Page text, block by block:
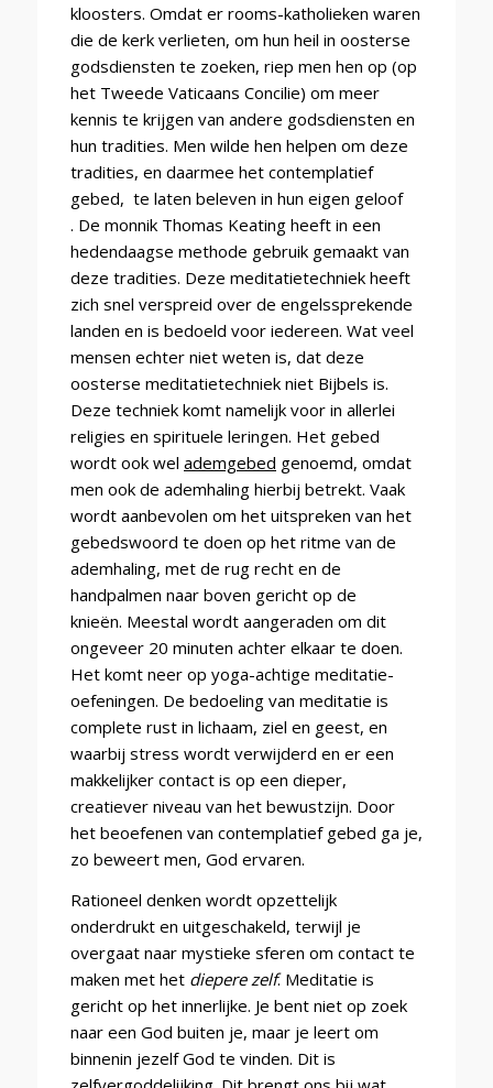
kloosters. Omdat er rooms-katholieken waren
die de kerk verlieten, om hun heil in oosterse
godsdiensten te zoeken, riep men hen op (op
het Tweede Vaticaans Concilie) om meer
kennis te krijgen van andere godsdiensten en
hun tradities. Men wilde hen helpen om deze
tradities, en daarmee het contemplatief
gebed, te laten beleven in hun eigen geloof
. De monnik Thomas Keating heeft in een
hedendaagse methode gebruik gemaakt van
deze tradities. Deze meditatietechniek heeft
zich snel verspreid over de engelssprekende
landen en is bedoeld voor iedereen. Wat veel
mensen echter niet weten is, dat deze
oosterse meditatietechniek niet Bijbels is.
Deze techniek komt namelijk voor in allerlei
religies en spirituele leringen. Het gebed
wordt ook wel ademgebed genoemd, omdat
men ook de ademhaling hierbij betrekt. Vaak
wordt aanbevolen om het uitspreken van het
gebedswoord te doen op het ritme van de
ademhaling, met de rug recht en de
handpalmen naar boven gericht op de
knieën. Meestal wordt aangeraden om dit
ongeveer 20 minuten achter elkaar te doen.
Het komt neer op yoga-achtige meditatie-
oefeningen. De bedoeling van meditatie is
complete rust in lichaam, ziel en geest, en
waarbij stress wordt verwijderd en er een
makkelijker contact is op een dieper,
creatiever niveau van het bewustzijn. Door
het beoefenen van contemplatief gebed ga je,
zo beweert men, God ervaren.
Rationeel denken wordt opzettelijk
onderdrukt en uitgeschakeld, terwijl je
overgaat naar mystieke sferen om contact te
maken met het diepere zelf. Meditatie is
gericht op het innerlijke. Je bent niet op zoek
naar een God buiten je, maar je leert om
binnenin jezelf God te vinden. Dit is